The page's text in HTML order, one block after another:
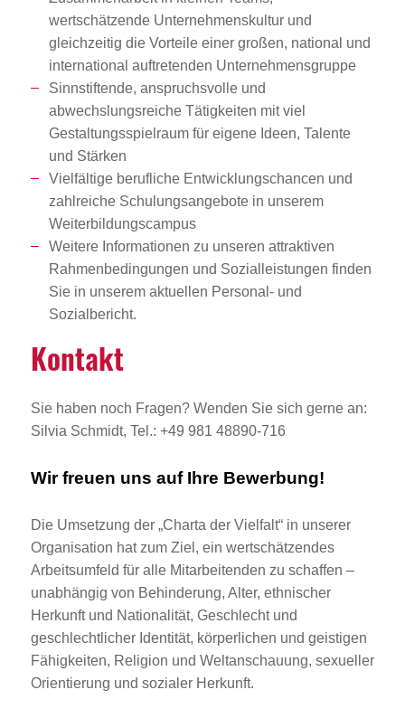
wertschätzende Unternehmenskultur und
gleichzeitig die Vorteile einer großen, national und
international auftretenden Unternehmensgruppe
Sinnstiftende, anspruchsvolle und
abwechslungsreiche Tätigkeiten mit viel
Gestaltungsspielraum für eigene Ideen, Talente
und Stärken
Vielfältige berufliche Entwicklungschancen und
zahlreiche Schulungsangebote in unserem
Weiterbildungscampus
Weitere Informationen zu unseren attraktiven
Rahmenbedingungen und Sozialleistungen finden
Sie in unserem aktuellen Personal- und
Sozialbericht.
Kontakt
Sie haben noch Fragen? Wenden Sie sich gerne an:
Silvia Schmidt, Tel.: +49 981 48890-716
Wir freuen uns auf Ihre Bewerbung!
Die Umsetzung der „Charta der Vielfalt“ in unserer
Organisation hat zum Ziel, ein wertschätzendes
Arbeitsumfeld für alle Mitarbeitenden zu schaffen –
unabhängig von Behinderung, Alter, ethnischer
Herkunft und Nationalität, Geschlecht und
geschlechtlicher Identität, körperlichen und geistigen
Fähigkeiten, Religion und Weltanschauung, sexueller
Orientierung und sozialer Herkunft.